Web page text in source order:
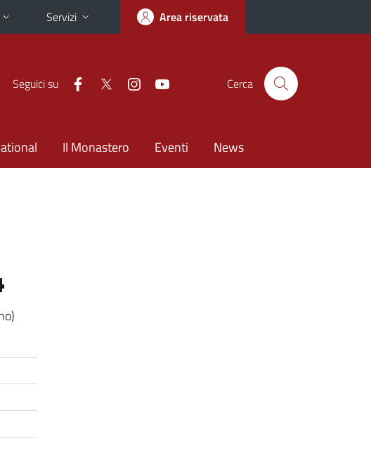
Servizi Area riservata
Seguici su Cerca
Il Monastero Eventi News